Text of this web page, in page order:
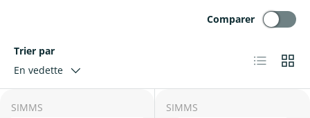
Trier par
En vedette
Comparer
Liste Grille
SIMMS SIMMS